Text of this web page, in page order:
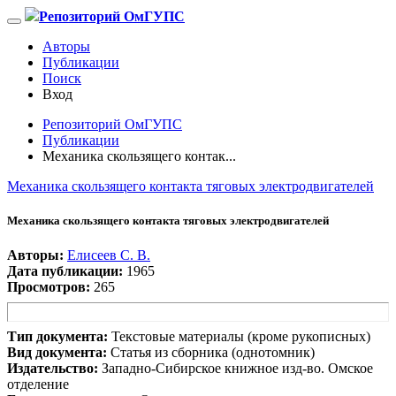
Репозиторий ОмГУПС
Авторы
Публикации
Поиск
Вход
Репозиторий ОмГУПС
Публикации
Механика скользящего контак...
Механика скользящего контакта тяговых электродвигателей
Механика скользящего контакта тяговых электродвигателей
Авторы: Елисеев С. В.
Дата публикации: 1965
Просмотров: 265
Тип документа: Текстовые материалы (кроме рукописных)
Вид документа: Статья из сборника (однотомник)
Издательство: Западно-Сибирское книжное изд-во. Омское
отделение